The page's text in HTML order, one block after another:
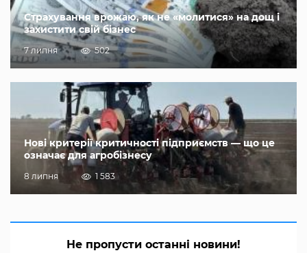
Страхування врожаю, як не «молитися» на дощ і
захистити свій бізнес
7 липня 502
Нові критерії критичності підприємств — що це
означає для агробізнесу
8 липня 1 583
Не пропусти останні новини!